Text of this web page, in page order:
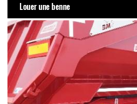
Louer une benne